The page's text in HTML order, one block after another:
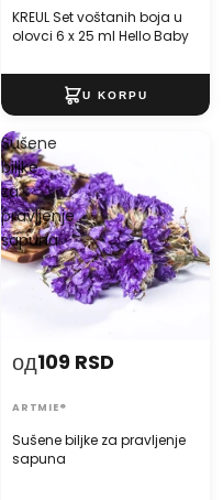
KREUL Set voštanih boja u
olovci 6 x 25 ml Hello Baby
Sušene
biljke
za
pravljenje
sapuna
Sušene biljke za pravljenje
sapuna
од109 RSD
ARTMIE®